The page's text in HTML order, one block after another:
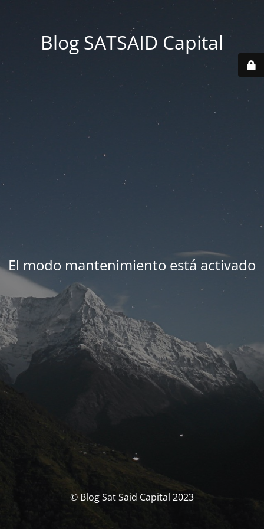
Blog SATSAID Capital
El modo mantenimiento está activado
© Blog Sat Said Capital 2023